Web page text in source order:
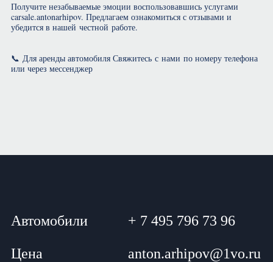
Получите незабываемые эмоции воспользовавшись услугами
carsale.antonarhipov. Предлагаем ознакомиться с отзывами и
убедится в нашей честной работе.
📞 Для аренды автомобиля Свяжитесь с нами по номеру телефона
или через мессенджер
Автомобили
Цена
+ 7 495 796 73 96
anton.arhipov@1vo.ru